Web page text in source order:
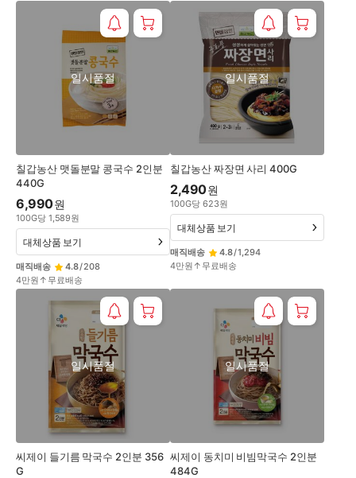
칠갑농산 맷돌분말 콩국수 2인분
440G
일시품절
6,990원
100G당 1,589원
매직배송 4.8/208
4만원↑무료배송
대체상품 보기
칠갑농산 짜장면 사리 400G
일시품절
2,490원
100G당 623원
매직배송 4.8/1,294
4만원↑무료배송
대체상품 보기
씨제이 들기름 막국수 2인분 356
G
일시품절
씨제이 동치미 비빔막국수 2인분
484G
일시품절